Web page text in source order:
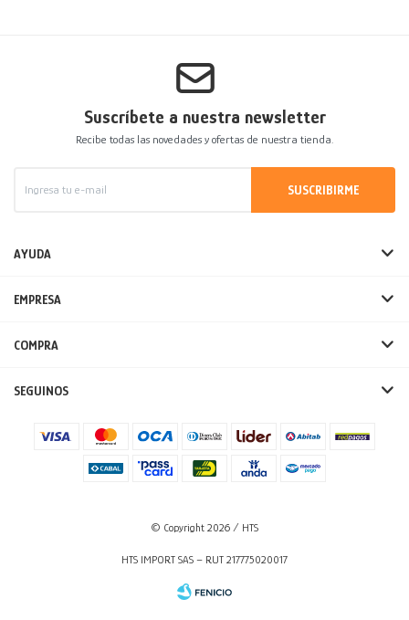
Suscríbete a nuestra newsletter
Recibe todas las novedades y ofertas de nuestra tienda.
SUSCRIBIRME
AYUDA
EMPRESA
COMPRA
SEGUINOS
© Copyright 2026 / HTS
HTS IMPORT SAS – RUT 217775020017